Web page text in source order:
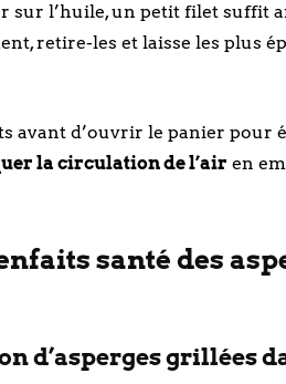
sur l’huile, un petit filet suffit
retire-les et laisse les plus
avant d’ouvrir le panier pour
la circulation de l’air en
santé des
d’asperges grillées